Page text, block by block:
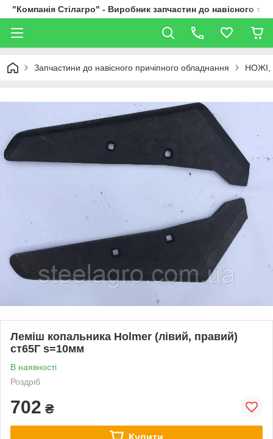
"Компанія Стілагро" - Виробник запчастин до навісного та
Запчастини до навісного причіпного обладнання НОЖІ,
Леміш копальника Holmer (лівий, правий)
ст65Г s=10мм
В наявності
Роздріб
702 ₴